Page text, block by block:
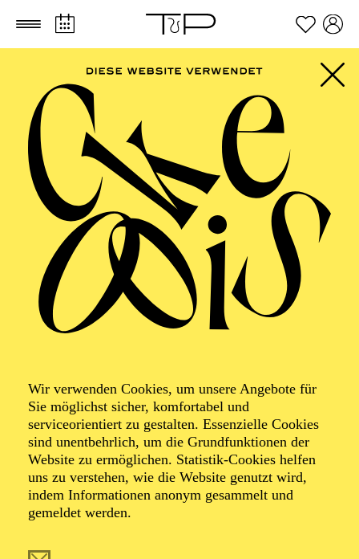
Zum Hauptinhalt springen Zum Footer springen
Wir verwenden Cookies, um unsere Angebote für
Sie möglichst sicher, komfortabel und
serviceorientiert zu gestalten. Essenzielle Cookies
sind unentbehrlich, um die Grundfunktionen der
Website zu ermöglichen. Statistik-Cookies helfen
uns zu verstehen, wie die Website genutzt wird,
indem Informationen anonym gesammelt und
gemeldet werden.
ESSENER
PHILHARMONIKER,
PHILHARMONIE
ESSEN
Porträt Anastasia Kobekina ·
Sinfoniekonzert VIII
Schumann
Cellokonzert